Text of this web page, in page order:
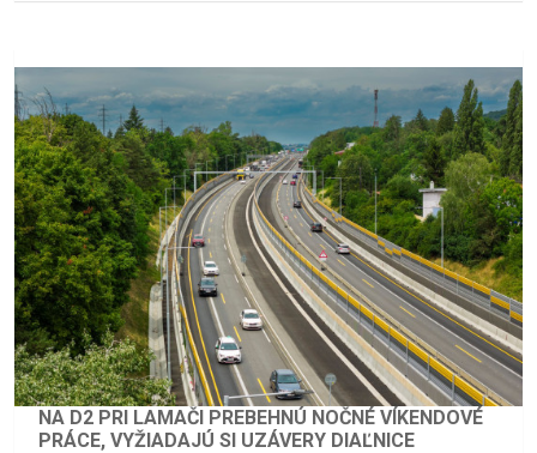
NA D2 PRI LAMAČI PREBEHNÚ NOČNÉ VÍKENDOVÉ
PRÁCE, VYŽIADAJÚ SI UZÁVERY DIAĽNICE